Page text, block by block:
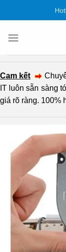
dung
Cam kết
IT luôn sẵn sàng
giá rõ ràng. 100%